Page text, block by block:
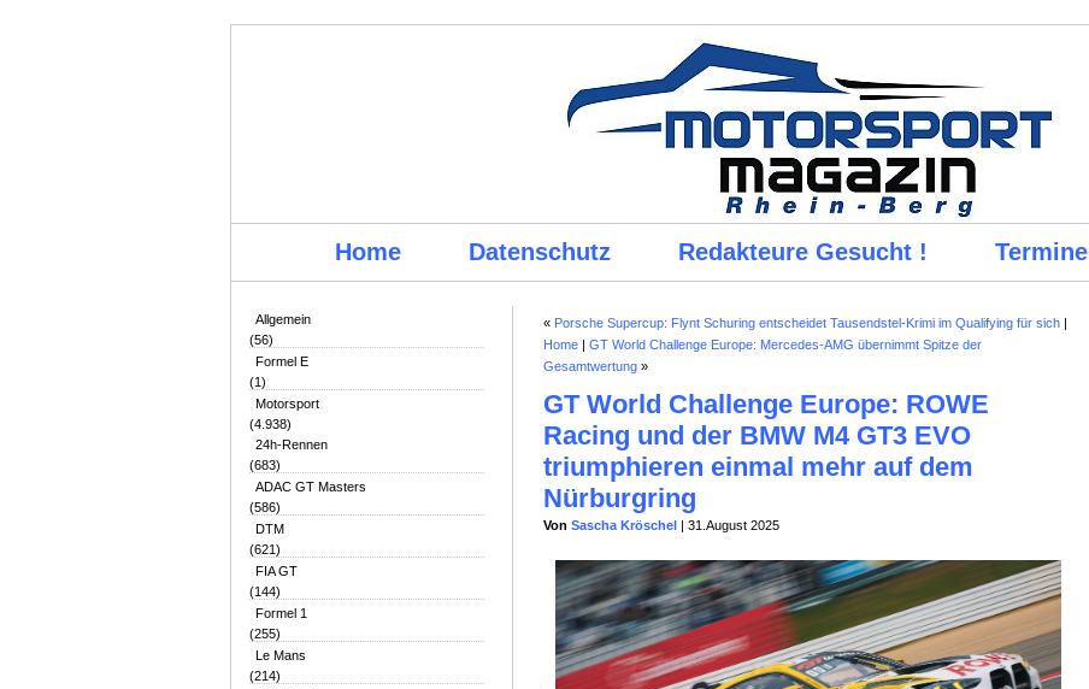
Home Datenschutz Redakteure Gesucht ! Termine
Allgemein
(56)
Formel E
(1)
Motorsport
(4.938)
24h-Rennen
(683)
ADAC GT Masters
(586)
DTM
(621)
FIA GT
(144)
Formel 1
(255)
Le Mans
(214)
« Porsche Supercup: Flynt Schuring entscheidet Tausendstel-Krimi im Qualifying für sich |
Home | GT World Challenge Europe: Mercedes-AMG übernimmt Spitze der
Gesamtwertung »
GT World Challenge Europe: ROWE
Racing und der BMW M4 GT3 EVO
triumphieren einmal mehr auf dem
Nürburgring
Von Sascha Kröschel | 31.August 2025